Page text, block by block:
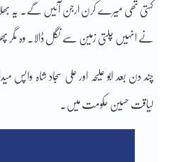
کہتی تھی میرے کرن ارجن آئیں گے۔ یہ
نے انہیں چلتی زمین سے نگل ڈالا۔ وہ
چند دن بعد ابو علیحہ اور علی سجاد شاہ واپس
لیاقت حسین حکومت میں۔